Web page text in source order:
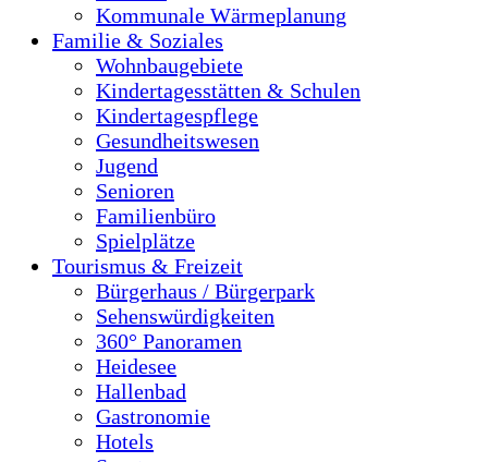
Kommunale Wärmeplanung
Familie & Soziales
Wohnbaugebiete
Kindertagesstätten & Schulen
Kindertagespflege
Gesundheitswesen
Jugend
Senioren
Familienbüro
Spielplätze
Tourismus & Freizeit
Bürgerhaus / Bürgerpark
Sehenswürdigkeiten
360° Panoramen
Heidesee
Hallenbad
Gastronomie
Hotels